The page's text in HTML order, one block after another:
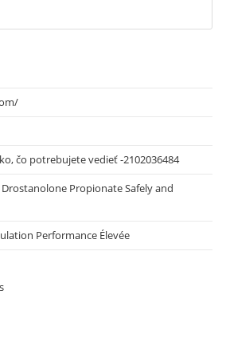
čo potrebujete vedieť -2102036484
Propionate Safely and
Performance Élevée